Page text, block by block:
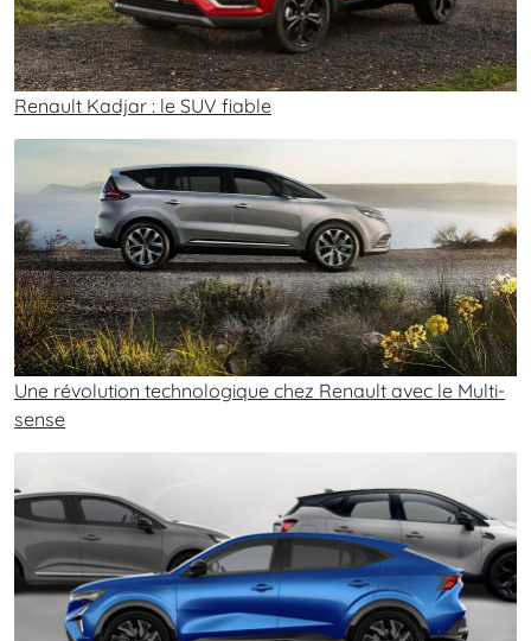
Renault Kadjar : le SUV fiable
Une révolution technologique chez Renault avec le Multi-
sense